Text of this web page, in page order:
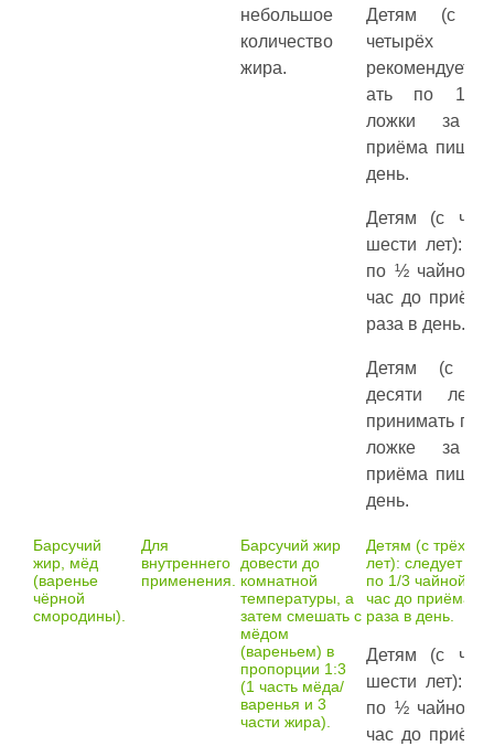
небольшое
количество
жира.
Детям (с
четырёх
ать по 1/3
ложки за
приёма пищи
день.
Детям (с
шести лет):
по ½ чайной
час до
раза в день.
Детям (с
десяти
принимать по
ложке за
приёма пищи
день.
Барсучий
жир, мёд
(варенье
чёрной
смородины).
Для
внутреннего
применения.
Барсучий жир
довести до
комнатной
температуры, а
затем смешать с
мёдом
(вареньем) в
пропорции 1:3
(1 часть мёда/
варенья и 3
части жира).
Детям (с трёх до
лет): следует
по 1/3 чайной
час до приёма
раза в день.
Детям (с
шести лет):
по ½ чайной
час до